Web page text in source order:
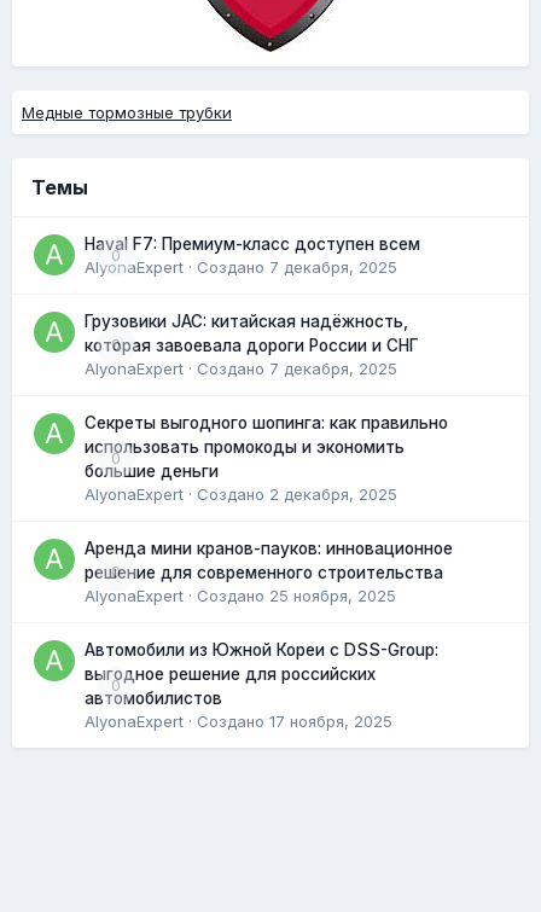
Медные тормозные трубки
Темы
0
Haval F7: Премиум-класс доступен всем
AlyonaExpert · Создано 7 декабря, 2025
0
Грузовики JAC: китайская надёжность,
которая завоевала дороги России и СНГ
AlyonaExpert · Создано 7 декабря, 2025
0
Секреты выгодного шопинга: как правильно
использовать промокоды и экономить
большие деньги
AlyonaExpert · Создано 2 декабря, 2025
0
Аренда мини кранов-пауков: инновационное
решение для современного строительства
AlyonaExpert · Создано 25 ноября, 2025
0
Автомобили из Южной Кореи с DSS-Group:
выгодное решение для российских
автомобилистов
AlyonaExpert · Создано 17 ноября, 2025